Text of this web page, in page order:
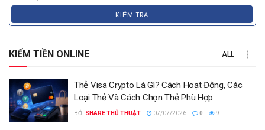
KIỂM TRA
KIẾM TIỀN ONLINE ALL
Thẻ Visa Crypto Là Gì? Cách Hoạt Động, Các
Loại Thẻ Và Cách Chọn Thẻ Phù Hợp
BỞI SHARE THỦ THUẬT 07/07/2026 0 9